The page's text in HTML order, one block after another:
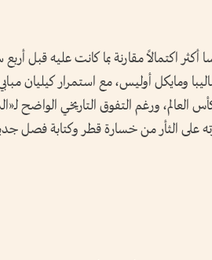
أكثر اكتمالاً مقارنة بما كانت عليه قبل
ومايكل أوليس، مع استمرار كيليان
العالم، ورغم التفوق التاريخي الواضح
على الثأر من خسارة قطر وكتابة فصل جديد